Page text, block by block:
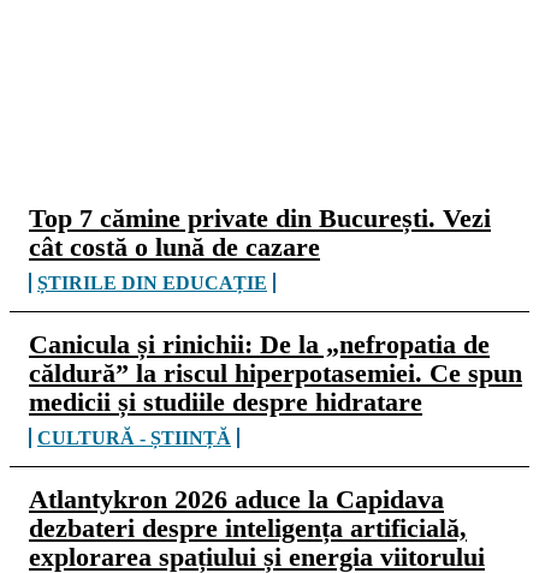
Top 7 cămine private din București. Vezi
cât costă o lună de cazare
ȘTIRILE DIN EDUCAȚIE
Canicula și rinichii: De la „nefropatia de
căldură” la riscul hiperpotasemiei. Ce spun
medicii și studiile despre hidratare
CULTURĂ - ȘTIINȚĂ
Atlantykron 2026 aduce la Capidava
dezbateri despre inteligența artificială,
explorarea spațiului și energia viitorului